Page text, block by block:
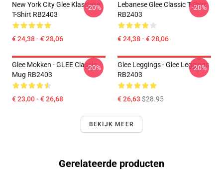
New York City Glee Klassieke
T-Shirt RB2403
€ 24,38 - € 28,06
-20%
Lebanese Glee Classic T-Shirt
RB2403
€ 24,38 - € 28,06
-20%
Glee Mokken - GLEE Classic
Mug RB2403
€ 23,00 - € 26,68
-20%
Glee Leggings - Glee Leggings
RB2403
€ 26,63 $28.95
-20%
BEKIJK MEER
Gerelateerde producten